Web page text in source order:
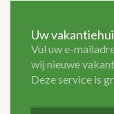
Uw
Vul uw e-
wij nieuwe
Deze service is